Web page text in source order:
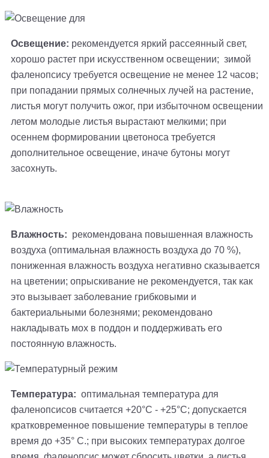
Освещение: рекомендуется яркий рассеянный свет,
хорошо растет при искусственном освещении; зимой
фаленопсису требуется освещение не менее 12 часов;
при попадании прямых солнечных лучей на растение,
листья могут получить ожог, при избыточном освещении
летом молодые листья вырастают мелкими; при
осеннем формировании цветоноса требуется
дополнительное освещение, иначе бутоны могут
засохнуть.
Влажность: рекомендована повышенная влажность
воздуха (оптимальная влажность воздуха до 70 %),
пониженная влажность воздуха негативно сказывается
на цветении; опрыскивание не рекомендуется, так как
это вызывает заболевание грибковыми и
бактериальными болезнями; рекомендовано
накладывать мох в поддон и поддерживать его
постоянную влажность.
Температура: оптимальная температура для
фаленопсисов считается +20°С - +25°С; допускается
кратковременное повышение температуры в теплое
время до +35° С.; при высоких температурах долгое